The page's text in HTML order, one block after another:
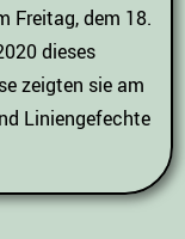
Freitag, dem 18.
dieses
zeigten sie am
Liniengefechte